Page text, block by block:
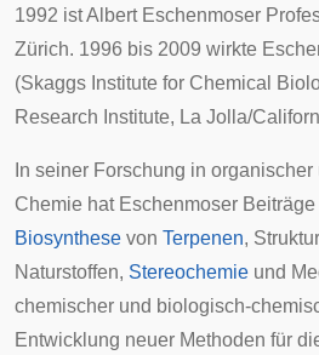
1992 ist Albert Eschenmoser
Zürich. 1996 bis 2009 wirkte
(Skaggs Institute for Chemical
Research Institute, La Jolla/
In seiner Forschung in
Chemie hat Eschenmoser
Biosynthese von Terpenen,
Naturstoffen, Stereochemie und
chemischer und biologisch-
Entwicklung neuer Methoden für